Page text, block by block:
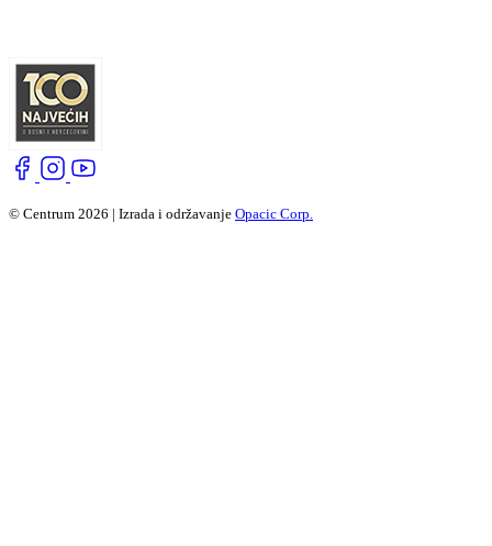
© Centrum 2026 | Izrada i održavanje Opacic Corp.